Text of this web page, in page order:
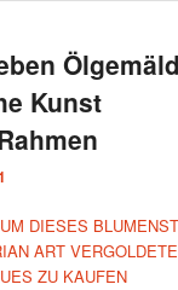
Kunst
DIESES
ART
ZU KAUFEN